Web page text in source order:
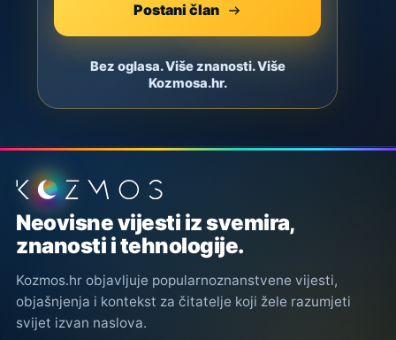
Postani član
Bez oglasa. Više znanosti. Više
Kozmosa.hr.
Podnožje stranice
Neovisne vijesti iz svemira,
znanosti i tehnologije.
Kozmos.hr objavljuje popularnoznanstvene vijesti,
objašnjenja i kontekst za čitatelje koji žele razumjeti
svijet izvan naslova.